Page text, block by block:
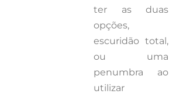
ter as duas
opções,
escuridão total,
ou uma
penumbra ao
utilizar